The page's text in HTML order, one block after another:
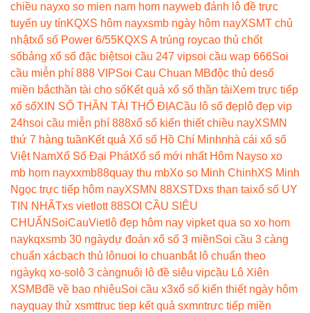
chiều nayxo so mien nam hom nayweb đánh lô đề trực
tuyến uy tínKQXS hôm nayxsmb ngày hôm nayXSMT chủ
nhậtxổ số Power 6/55KQXS A trúng roycao thủ chốt
sốbảng xổ số đặc biệtsoi cầu 247 vipsoi cầu wap 666Soi
cầu miễn phí 888 VIPSoi Cau Chuan MBđộc thủ desố
miền bắcthần tài cho sốKết quả xổ số thần tàiXem trực tiếp
xổ sốXIN SỐ THẦN TÀI THỔ ĐỊACầu lô số đẹp lô đẹp vip
24hsoi cầu miễn phí 888xổ số kiến thiết chiều nayXSMN
thứ 7 hàng tuầnKết quả Xổ số Hồ Chí Minhnhà cái xổ số
Việt NamXổ Số Đại PhátXổ số mới nhất Hôm Nayso xo
mb hom nayxxmb88quay thu mbXo so Minh ChinhXS Minh
Ngọc trực tiếp hôm nayXSMN 88XSTDxs than taixổ số UY
TIN NHẤTxs vietlott 88SOI CẦU SIÊU
CHUẨN SoiCauVietlô đẹp hôm nay vipket qua so xo hom
naykqxsmb 30 ngàydự đoán xổ số 3 miềnSoi cầu 3 càng
chuẩn xácbạch thủ lônuoi lo chuanbắt lô chuẩn theo
ngàykq xo-so lô 3 càngnuôi lô đề siêu vipcầu Lô Xiên
XSMBđề về bao nhiêuSoi cầu x3xổ số kiến thiết ngày hôm
nayquay thử xsmttruc tiep kết quả sxmntrực tiếp miền